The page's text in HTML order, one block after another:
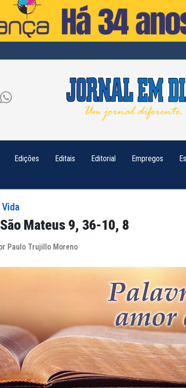
Edições Editais Editorial Empregos
Mateus 9, 36-10, 8
Paulo Trujillo Moreno